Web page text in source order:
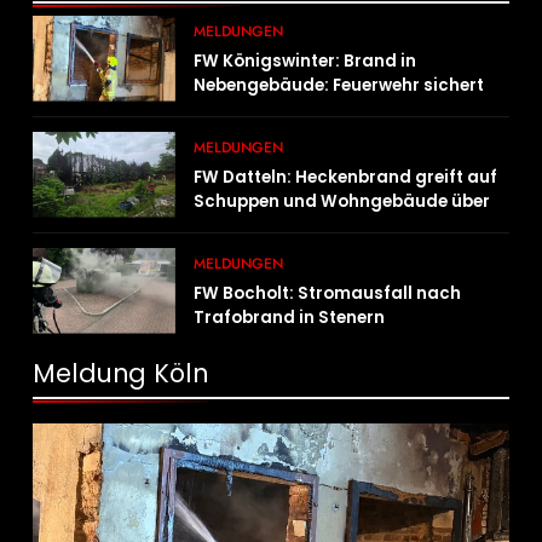
MELDUNGEN
FW Königswinter: Brand in
Nebengebäude: Feuerwehr sichert
MELDUNGEN
FW Datteln: Heckenbrand greift auf
Schuppen und Wohngebäude über
MELDUNGEN
FW Bocholt: Stromausfall nach
Trafobrand in Stenern
Meldung Köln